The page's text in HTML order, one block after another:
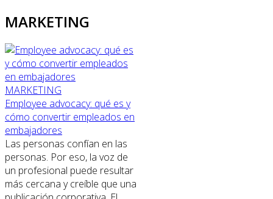
MARKETING
MARKETING
Employee advocacy: qué es y
cómo convertir empleados en
embajadores
Las personas confían en las
personas. Por eso, la voz de
un profesional puede resultar
más cercana y creíble que una